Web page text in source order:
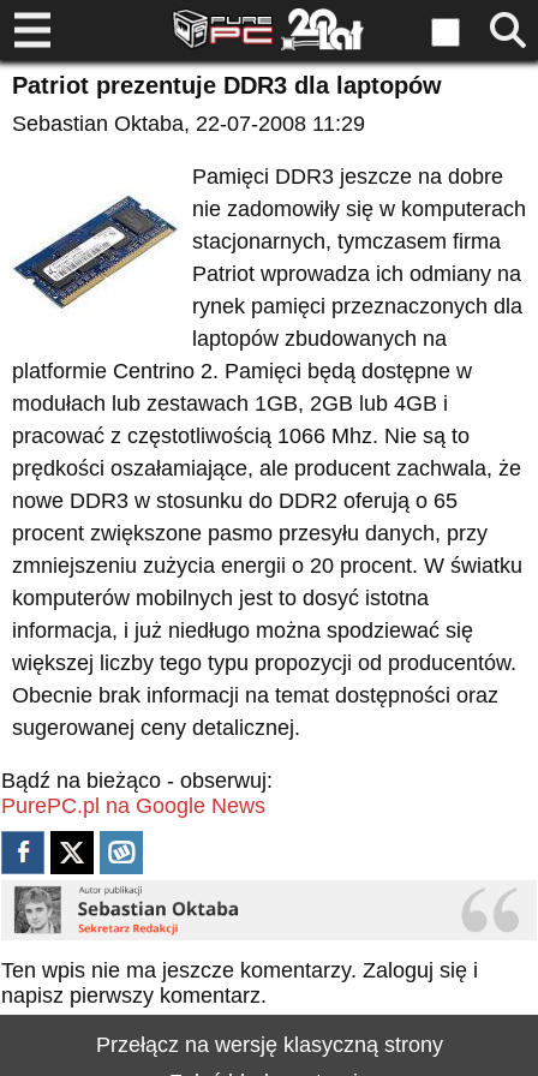
Patriot prezentuje DDR3 dla laptopów
Sebastian Oktaba, 22-07-2008 11:29
Pamięci DDR3 jeszcze na dobre
nie zadomowiły się w komputerach
stacjonarnych, tymczasem firma
Patriot wprowadza ich odmiany na
rynek pamięci przeznaczonych dla
laptopów zbudowanych na
platformie Centrino 2. Pamięci będą dostępne w
modułach lub zestawach 1GB, 2GB lub 4GB i
pracować z częstotliwością 1066 Mhz. Nie są to
prędkości oszałamiające, ale producent zachwala, że
nowe DDR3 w stosunku do DDR2 oferują o 65
procent zwiększone pasmo przesyłu danych, przy
zmniejszeniu zużycia energii o 20 procent. W światku
komputerów mobilnych jest to dosyć istotna
informacja, i już niedługo można spodziewać się
większej liczby tego typu propozycji od producentów.
Obecnie brak informacji na temat dostępności oraz
sugerowanej ceny detalicznej.
Bądź na bieżąco - obserwuj:
PurePC.pl na Google News
Ten wpis nie ma jeszcze komentarzy. Zaloguj się i
napisz pierwszy komentarz.
Przełącz na wersję klasyczną strony